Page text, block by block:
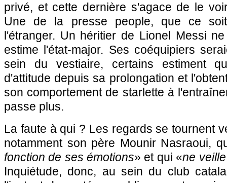
privé, et cette dernière s'agace de le
Une de la presse people, que ce
l'étranger. Un héritier de Lionel Messi
estime l'état-major. Ses coéquipiers
sein du vestiaire, certains estiment
d'attitude depuis sa prolongation et
son comportement de starlette à
passe plus.
La faute à qui ? Les regards se tournent
notamment son père Mounir Nasraoui,
fonction de ses émotions» et qui «ne
Inquiétude, donc, au sein du club